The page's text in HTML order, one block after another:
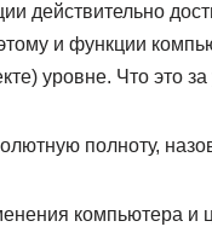
действительно
и функции
уровне. Что это
полноту,
компьютера и